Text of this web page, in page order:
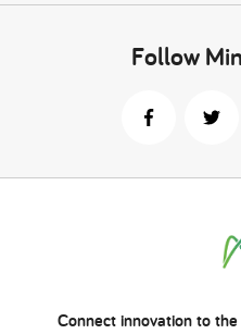
Follow
Connectinnovationto